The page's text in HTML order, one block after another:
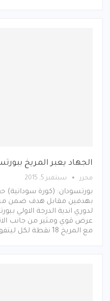
الجهاد يعبر المريخ
محرر سبتمبر 5, 2015
بورتسودان: (كورة سودانية)
بهدفين مقابل هدف ضمن
لدوري اندية الدرجة الاولي
عرض قوي ومثير من جانب
مع المريخ 18 نقطة لكل ليتفوق…